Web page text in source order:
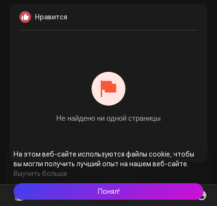
На этом веб-сайте используются файлы cookie, чтобы
вы могли получить лучший опыт на нашем веб-сайте.
Выучить больше
Понял!
Нравится
Не найдено ни одной страницы